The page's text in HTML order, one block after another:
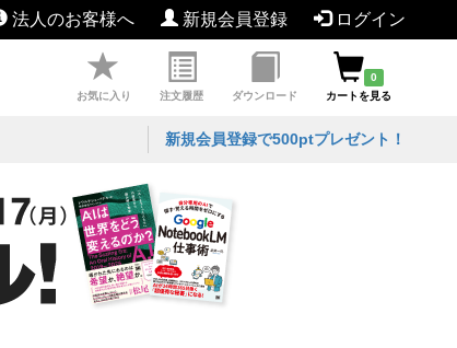
法人のお客様へ 新規会員登録 ログイン
お気に入り 注文履歴 ダウンロード
0
カートを見る
新規会員登録で500ptプレゼント！